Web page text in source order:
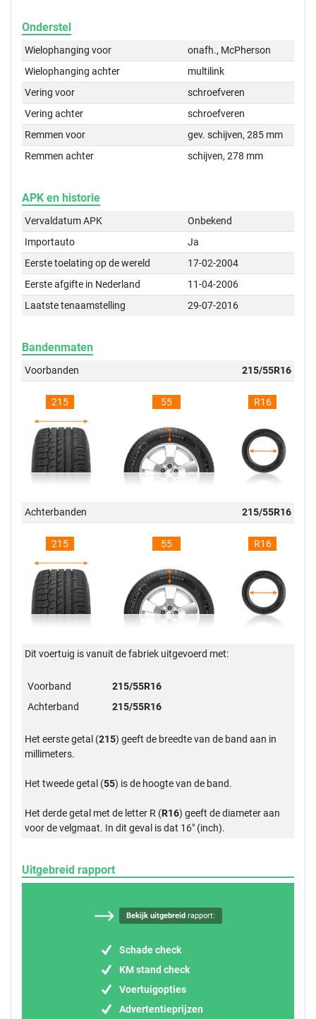
Onderstel
Wielophanging voor
onafh., McPherson
Wielophanging achter
multilink
Vering voor
schroefveren
Vering achter
schroefveren
Remmen voor
gev. schijven, 285 mm
Remmen achter
schijven, 278 mm
APK en historie
Vervaldatum APK
Onbekend
Importauto
Ja
Eerste toelating op de wereld
17-02-2004
Eerste afgifte in Nederland
11-04-2006
Laatste tenaamstelling
29-07-2016
Bandenmaten
Voorbanden 215/55R16
215 55 R16
Achterbanden 215/55R16
215 55 R16
Dit voertuig is vanuit de fabriek uitgevoerd met:
Voorband
215/55R16
Achterband
215/55R16
Het eerste getal (215) geeft de breedte van de band aan in
millimeters.
Het tweede getal (55) is de hoogte van de band.
Het derde getal met de letter R (R16) geeft de diameter aan
voor de velgmaat. In dit geval is dat 16" (inch).
Uitgebreid rapport
Bekijk uitgebreid rapport:
Schade check
KM stand check
Voertuigopties
Advertentieprijzen